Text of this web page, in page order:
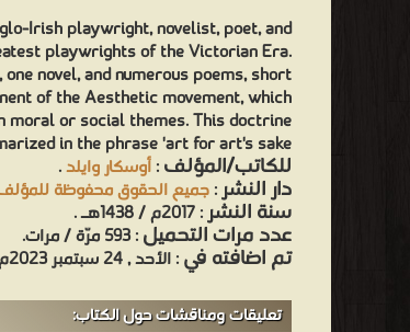
Irish playwright, novelist, poet, and
playwrights of the Victorian Era.
novel, and numerous poems, short
of the Aesthetic movement, which
moral or social themes. This doctrine
in the phrase 'art for art's sake'.
للكاتب/المؤلف:أوسكار وايلد.
دار النشر:جميع الحقوق محفوظة
سنة النشر: 2017م / 1438هـ .
عدد مرات التحميل: 593 مرّة / مرات.
تم اضافته في: الأحد , 24 سبتمبر 2023م.
تعليقات ومناقشات حول الكتاب: